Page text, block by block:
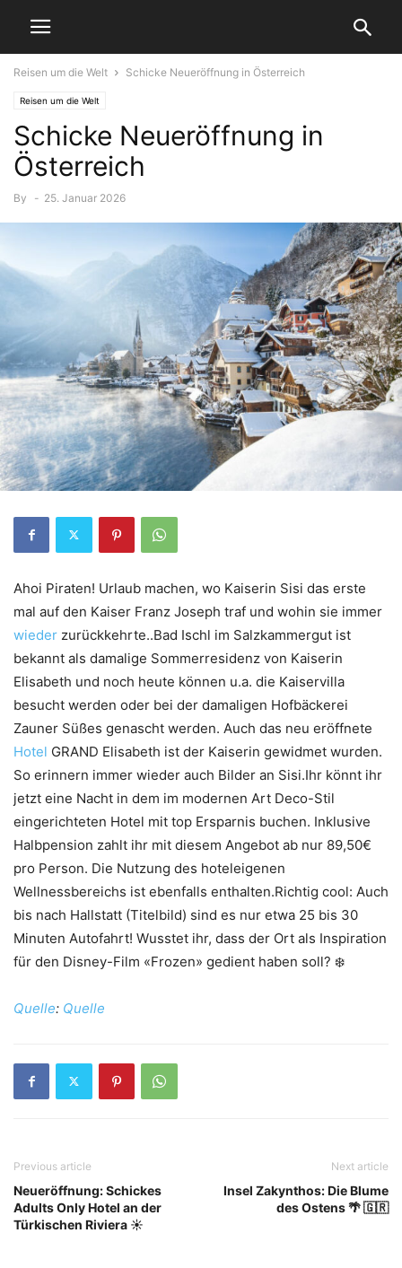
Reisen um die Welt Schicke Neueröffnung in Österreich
Reisen um die Welt
Schicke Neueröffnung in
Österreich
By - 25. Januar 2026
Ahoi Piraten! Urlaub machen, wo Kaiserin Sisi das erste
mal auf den Kaiser Franz Joseph traf und wohin sie immer
wieder zurückkehrte..Bad Ischl im Salzkammergut ist
bekannt als damalige Sommerresidenz von Kaiserin
Elisabeth und noch heute können u.a. die Kaiservilla
besucht werden oder bei der damaligen Hofbäckerei
Zauner Süßes genascht werden. Auch das neu eröffnete
Hotel GRAND Elisabeth ist der Kaiserin gewidmet wurden.
So erinnern immer wieder auch Bilder an Sisi.Ihr könnt ihr
jetzt eine Nacht in dem im modernen Art Deco-Stil
eingerichteten Hotel mit top Ersparnis buchen. Inklusive
Halbpension zahlt ihr mit diesem Angebot ab nur 89,50€
pro Person. Die Nutzung des hoteleigenen
Wellnessbereichs ist ebenfalls enthalten.Richtig cool: Auch
bis nach Hallstatt (Titelbild) sind es nur etwa 25 bis 30
Minuten Autofahrt! Wusstet ihr, dass der Ort als Inspiration
für den Disney-Film «Frozen» gedient haben soll? ❄️
Quelle: Quelle
Previous article
Neueröffnung: Schickes
Adults Only Hotel an der
Türkischen Riviera ☀️
Next article
Insel Zakynthos: Die Blume
des Ostens 🌴 🇬🇷